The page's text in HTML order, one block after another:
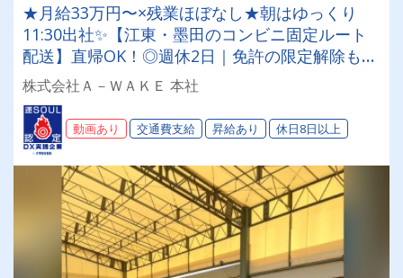
★月給33万円〜×残業ほぼなし★朝はゆっくり
11:30出社✨【江東・墨田のコンビニ固定ルート
配送】直帰OK！◎週休2日｜免許の限定解除も全
額負担◎無理なく稼いで、プライベートも最高に
楽しめるドライバーへ✨
株式会社Ａ－ＷＡＫＥ 本社
動画あり 交通費支給 昇給あり 休日8日以上